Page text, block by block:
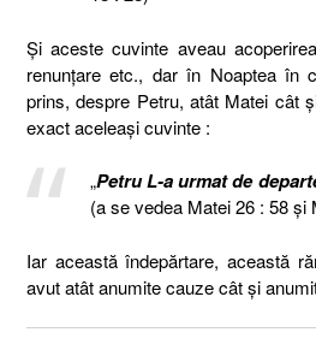
Și aceste cuvinte aveau
renunțare etc., dar în Noaptea în
prins, despre Petru, atât Matei cât
exact aceleași cuvinte :
„Petru L-a urmat de
(a se vedea Matei 26 : 58 și
Iar această îndepărtare, această
avut atât anumite cauze cât și